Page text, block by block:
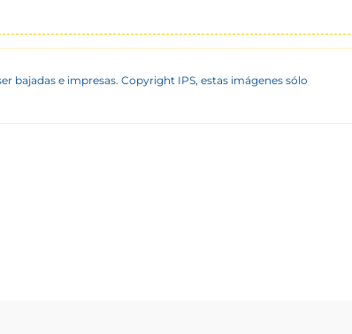
bajadas e impresas. Copyright IPS, estas imágenes sólo